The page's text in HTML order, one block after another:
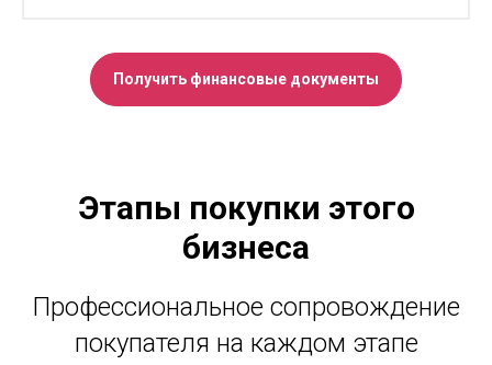
Получить финансовые документы
Этапы покупки этого
бизнеса
Профессиональное сопровождение
покупателя на каждом этапе